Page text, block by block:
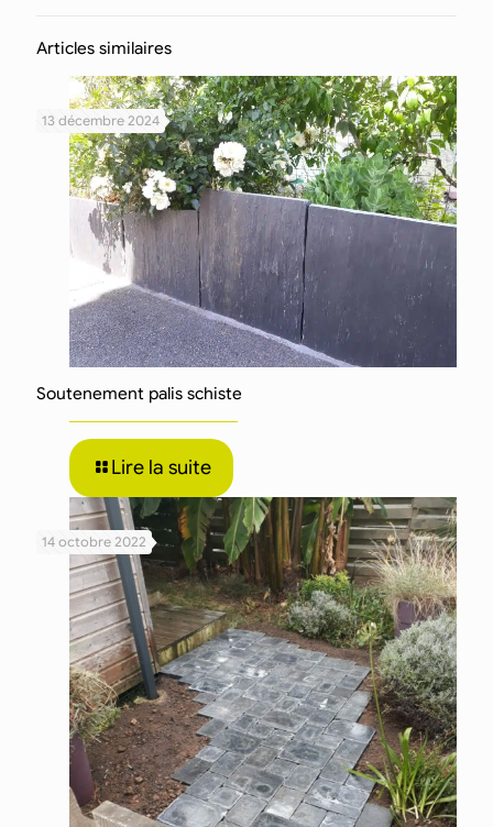
Articles similaires
13 décembre 2024
Soutenement palis schiste
Lire la suite
14 octobre 2022